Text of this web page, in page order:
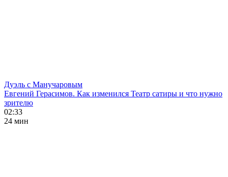
Дуэль с Манучаровым
Евгений Герасимов. Как изменился Театр сатиры и что нужно
зрителю
02:33
24 мин